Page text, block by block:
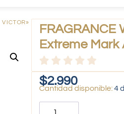
FRAGRANCE
Extreme Mark
$2.990
4